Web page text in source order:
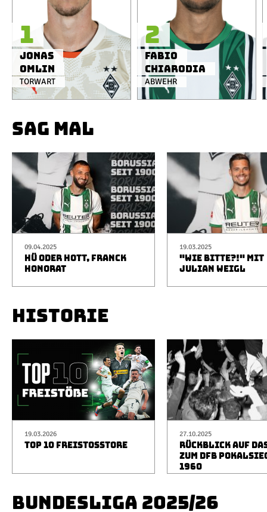
TORWART
Jonas
Omlin
1
ABWEHR
Fabio
Chiarodia
2
SAG MAL
09.04.2025
HÜ ODER HOTT, FRANCK
HONORAT
19.03.2025
"WIE BITTE?!" MIT
JULIAN WEIGL
HISTORIE
19.03.2026
TOP 10 FREISTOSSTORE
27.10.2025
RÜCKBLICK AUF
ZUM DFB
1960
BUNDESLIGA 2025/26